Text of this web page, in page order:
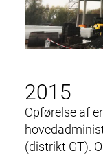
2015
Opførelse af
(distrikt GT).